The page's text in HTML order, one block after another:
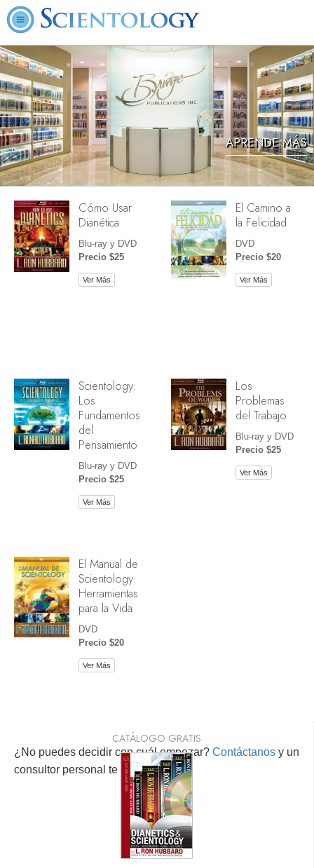
APRENDE MÁS
Cómo Usar
Dianética
Blu-ray y DVD
Precio $25
Ver Más
El Camino a
la Felicidad
DVD
Precio $20
Ver Más
Scientology:
Los
Fundamentos
del
Pensamiento
Blu-ray y DVD
Precio $25
Ver Más
Los
Problemas
del Trabajo
Blu-ray y DVD
Precio $25
Ver Más
El Manual de
Scientology:
Herramientas
para la Vida
DVD
Precio $20
Ver Más
¿No puedes decidir con cuál empezar? Contáctanos y un
consultor personal te ayudará.
CATÁLOGO GRATIS